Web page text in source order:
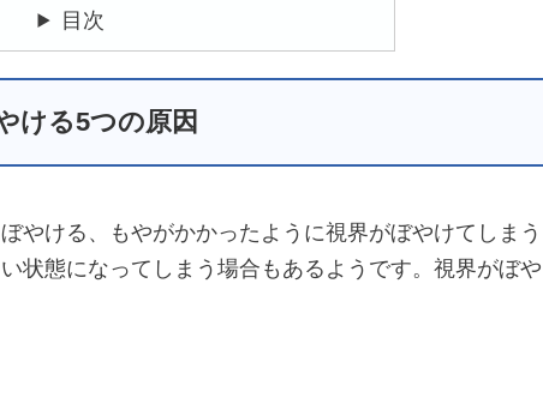
目次
ける5つの原因
やける、もやがかかったように視界がぼやけてしまう
状態になってしまう場合もあるようです。視界がぼや